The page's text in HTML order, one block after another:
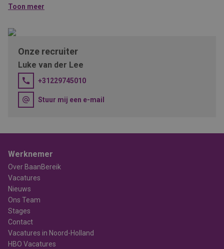
Marktconform salaris afgestemd op jouw ervaring;
Toon meer
Onze recruiter
Luke van der Lee
+31229745010
Stuur mij een e-mail
Werknemer
Over BaanBereik
Vacatures
Nieuws
Ons Team
Stages
Contact
Vacatures in Noord-Holland
HBO Vacatures